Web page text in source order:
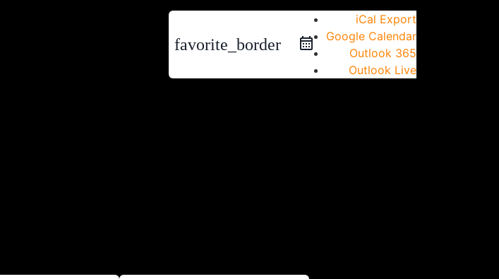
favorite_border
iCal Export
Google Calendar
Outlook 365
Outlook Live